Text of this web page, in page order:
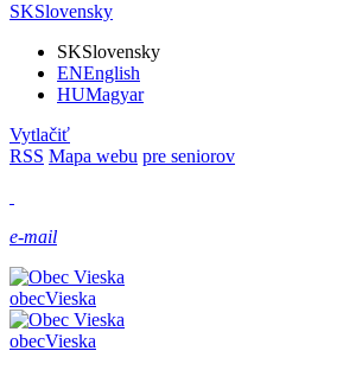
SKSlovensky
SKSlovensky
ENEnglish
HUMagyar
Vytlačiť
RSS Mapa webu pre seniorov
e-mail
obecVieska
obecVieska